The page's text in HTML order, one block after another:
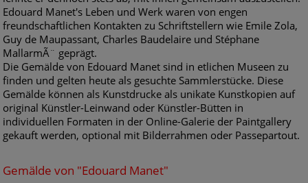
Edouard Manet's Leben und Werk waren von engen
freundschaftlichen Kontakten zu Schriftstellern wie Emile Zola,
Guy de Maupassant, Charles Baudelaire und Stéphane
MallarmÃ¨ geprägt.
Die Gemälde von Edouard Manet sind in etlichen Museen zu
finden und gelten heute als gesuchte Sammlerstücke. Diese
Gemälde können als Kunstdrucke als unikate Kunstkopien auf
original Künstler-Leinwand oder Künstler-Bütten in
individuellen Formaten in der Online-Galerie der Paintgallery
gekauft werden, optional mit Bilderrahmen oder Passepartout.
Gemälde von "Edouard Manet"